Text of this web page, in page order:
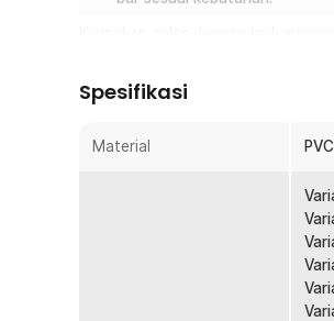
membasahi meja. Permukaan
bisa meletakkan gelas di atasnya
Setelah dicuci, biasanya gelas
sisa air yang menetes sehingga
kelembapan. Sangat cocok
area kerja dan mempercepat
Spesifikasi
Material